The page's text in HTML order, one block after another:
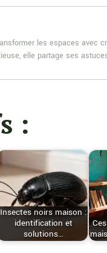
les espaces avec
elle partage ses
:
Insectes noirs maison :
identification et
solutions…